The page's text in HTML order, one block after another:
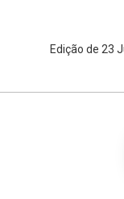
Edição de 23